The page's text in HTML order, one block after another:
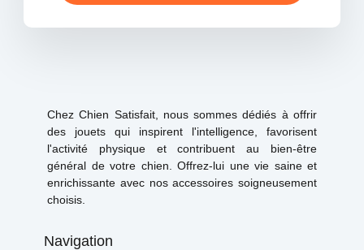
Chez Chien Satisfait, nous sommes dédiés à offrir
des jouets qui inspirent l'intelligence, favorisent
l'activité physique et contribuent au bien-être
général de votre chien. Offrez-lui une vie saine et
enrichissante avec nos accessoires soigneusement
choisis.
Navigation